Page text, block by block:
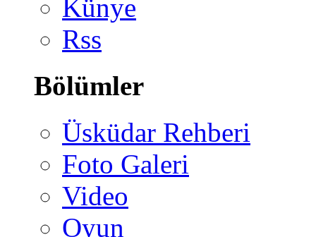
Künye
Rss
Bölümler
Üsküdar Rehberi
Foto Galeri
Video
Oyun